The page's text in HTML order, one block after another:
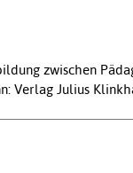
zwischen
Verlag Julius